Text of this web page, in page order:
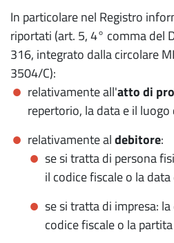
In particolare nel Registro
riportati (art. 5, 4° comma del
316, integrato dalla circolare
3504/C):
relativamente all'atto di
repertorio, la data e il
relativamente aldebitore:
se si tratta di persona
il codice fiscale o la
se si tratta di impresa:
codice fiscale o la